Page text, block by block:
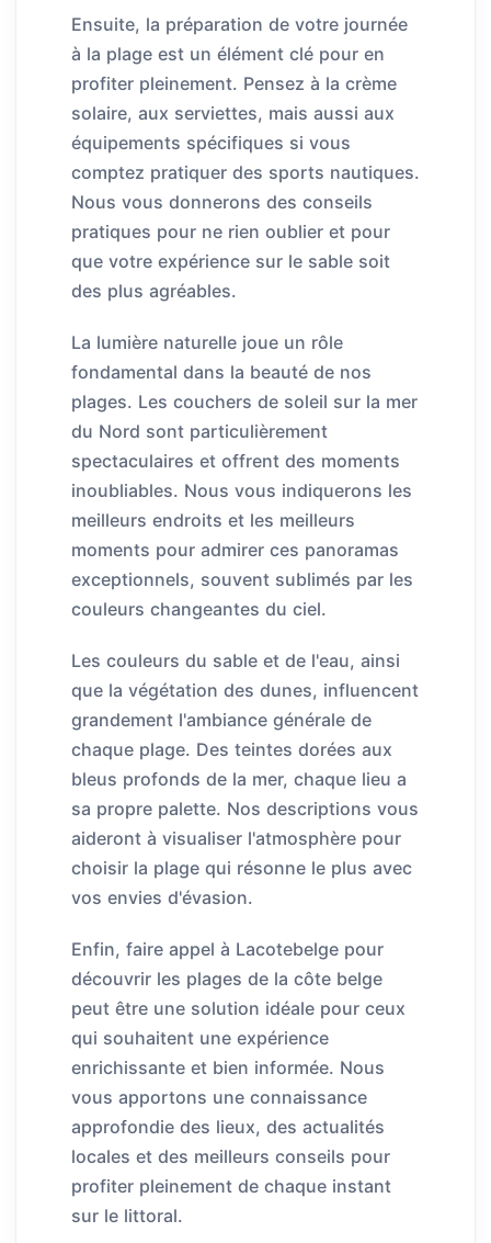
Ensuite, la préparation de votre journée
à la plage est un élément clé pour en
profiter pleinement. Pensez à la crème
solaire, aux serviettes, mais aussi aux
équipements spécifiques si vous
comptez pratiquer des sports nautiques.
Nous vous donnerons des conseils
pratiques pour ne rien oublier et pour
que votre expérience sur le sable soit
des plus agréables.
La lumière naturelle joue un rôle
fondamental dans la beauté de nos
plages. Les couchers de soleil sur la mer
du Nord sont particulièrement
spectaculaires et offrent des moments
inoubliables. Nous vous indiquerons les
meilleurs endroits et les meilleurs
moments pour admirer ces panoramas
exceptionnels, souvent sublimés par les
couleurs changeantes du ciel.
Les couleurs du sable et de l'eau, ainsi
que la végétation des dunes, influencent
grandement l'ambiance générale de
chaque plage. Des teintes dorées aux
bleus profonds de la mer, chaque lieu a
sa propre palette. Nos descriptions vous
aideront à visualiser l'atmosphère pour
choisir la plage qui résonne le plus avec
vos envies d'évasion.
Enfin, faire appel à Lacotebelge pour
découvrir les plages de la côte belge
peut être une solution idéale pour ceux
qui souhaitent une expérience
enrichissante et bien informée. Nous
vous apportons une connaissance
approfondie des lieux, des actualités
locales et des meilleurs conseils pour
profiter pleinement de chaque instant
sur le littoral.